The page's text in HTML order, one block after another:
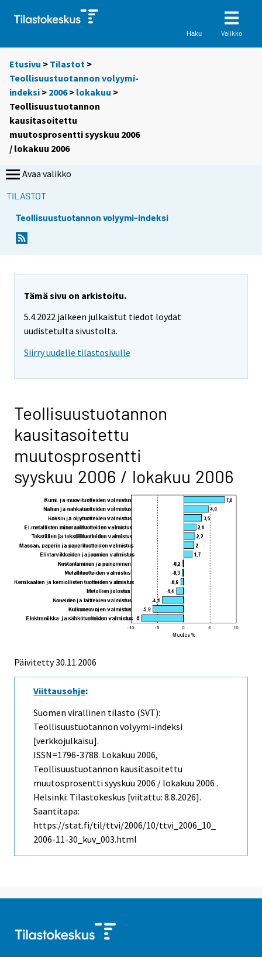
Haku Valikko
Etusivu > Tilastot >
Teollisuustuotannon volyymi-
indeksi > 2006> lokakuu >
Teollisuustuotannon
kausitasoitettu
muutosprosentti syyskuu 2006
/ lokakuu 2006
Avaa valikko
TILASTOT
Teollisuustuotannon volyymi-indeksi
Tämä sivu on arkistoitu.
5.4.2022 jälkeen julkaistut tiedot löydät
uudistetulta sivustolta.
Siirry uudelle tilastosivulle
Teollisuustuotannon
kausitasoitettu
muutosprosentti
syyskuu 2006 / lokakuu 2006
Päivitetty30.11.2006
Viittausohje:
Suomen virallinen tilasto (SVT):
Teollisuustuotannon volyymi-indeksi
[verkkojulkaisu].
ISSN=1796-3788. Lokakuu 2006,
Teollisuustuotannon kausitasoitettu
muutosprosentti syyskuu 2006 / lokakuu 2006 .
Helsinki: Tilastokeskus [viitattu: 8.8.2026].
Saantitapa:
https://stat.fi/til/ttvi/2006/10/ttvi_2006_10_
2006-11-30_kuv_003.html